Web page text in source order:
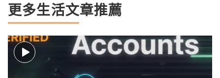
更多生活文章推薦